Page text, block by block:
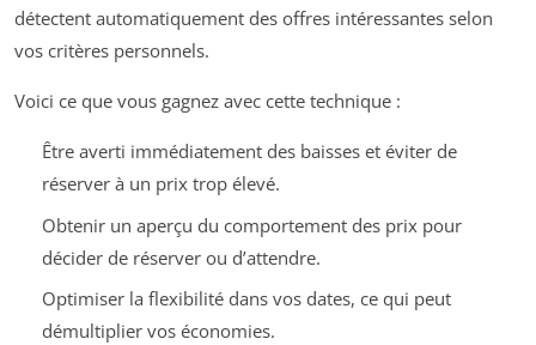
détectent automatiquement des offres intéressantes selon
vos critères personnels.
Voici ce que vous gagnez avec cette technique :
Être averti immédiatement des baisses et éviter de
réserver à un prix trop élevé.
Obtenir un aperçu du comportement des prix pour
décider de réserver ou d’attendre.
Optimiser la flexibilité dans vos dates, ce qui peut
démultiplier vos économies.